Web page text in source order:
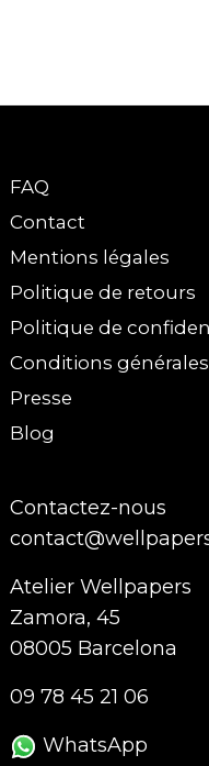
FAQ
Contact
Mentions légales
Politique de retours
Politique de
Conditions
Presse
Blog
Contactez-nous
Atelier Wellpapers
Zamora, 45
08005 Barcelona
09 78 45 21 06
WhatsApp